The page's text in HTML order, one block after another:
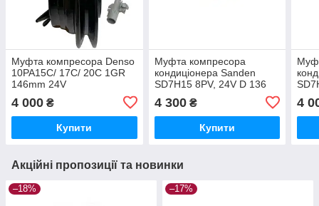
Муфта компресора Denso
10PA15C/ 17C/ 20С 1GR
146mm 24V
(Шків+магніт+притискна)
CA146
4 000 ₴
Купити
Муфта компресора
кондиціонера Sanden
SD7H15 8PV, 24V D 136
мм. підшип. 35х55х20 (У
зборі) CA888
4 300₴
Купити
4
Акційні пропозиції та новинки
–18% –17%